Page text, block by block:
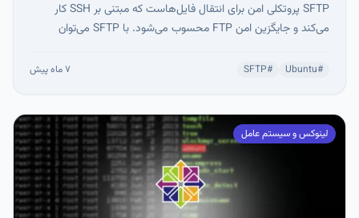
SFTP پروتکلی امن برای انتقال فایل‌هاست که مبتنی بر SSH کار
می‌کند و جایگزین امن FTP محسوب می‌شود. با SFTP می‌توان
فرمان کنترل کرد. این آموزش نشان می‌دهد چگونه با SFTP به سرور
#
Ubuntu
#
SFTP ۷ ماه پیش
لینوکس و سیستم عامل